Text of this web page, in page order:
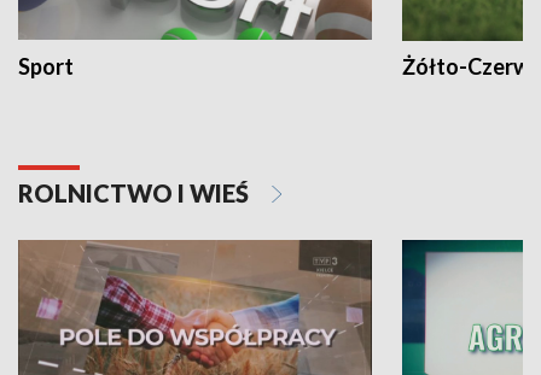
Sport Żółto-
ROLNICTWO I WIEŚ